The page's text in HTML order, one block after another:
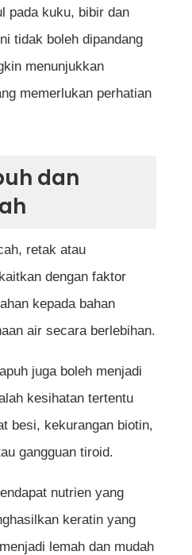
pada kuku, bibir dan
tidak boleh dipandang
menunjukkan
memerlukan perhatian
dan
retak atau
dengan faktor
kepada bahan
air secara berlebihan.
juga boleh menjadi
kesihatan tertentu
besi, kekurangan biotin,
gangguan tiroid.
nutrien yang
keratin yang
lemah dan mudah